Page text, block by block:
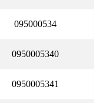
095000534
0950005340
0950005341